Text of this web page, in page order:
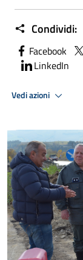
Condividi:
Facebook
LinkedIn
Vedi azioni